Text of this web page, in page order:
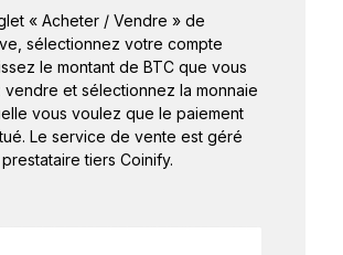
« Acheter / Vendre » de
sélectionnez votre compte
le montant de BTC que vous
vendre et sélectionnez la monnaie
vous voulez que le paiement
Le service de vente est géré
tiers Coinify.